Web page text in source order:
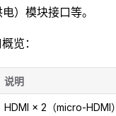
）模块接口等。
览：
说明
HDMI × 2（micro-HDMI）